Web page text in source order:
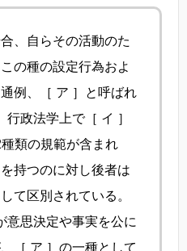
、自らその活動のた
の種の設定行為およ
例、［ ア ］と呼ばれ
政法学上で［ イ ］
類の規範が含まれ
持つのに対し後者は
て区別されている。
意思決定や事実を公に
［ ア ］の一種として